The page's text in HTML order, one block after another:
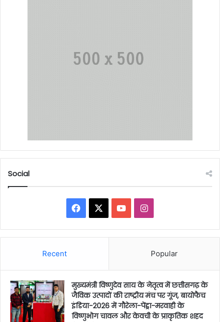
Social
Facebook YouTubeInstagram
Recent Popular
मुख्यमंत्री विष्णुदेव साय के नेतृत्व में छत्तीसगढ़ के
जैविक उत्पादों की राष्ट्रीय मंच पर गूंज, बायोफैच
इंडिया-2026 में गौरेला-पेंड्रा-मरवाही के
विष्णुभोग चावल और केवची के प्राकृतिक शहद